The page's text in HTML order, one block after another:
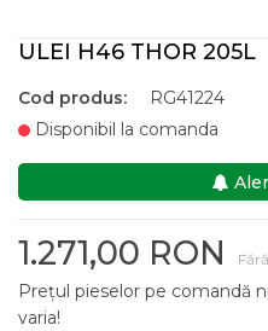
ULEI H46 THOR 205L
Cod produs:
RG41224
Disponibil la comanda
1.271,00 RON
Prețul pieselor pe comandă
varia!